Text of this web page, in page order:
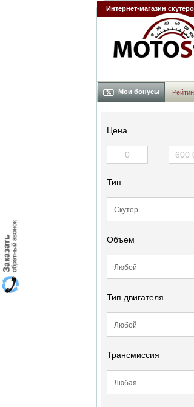
Интернет-магазин
Мои бонусы
Цена
Тип
Объем
Тип двигателя
Трансмиссия